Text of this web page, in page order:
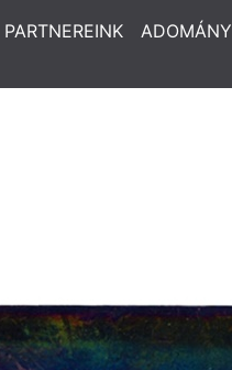
PARTNEREINK ADOMÁNY